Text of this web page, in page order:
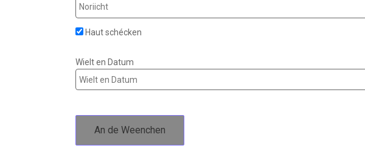
Haut schécken
Wielt en Datum
An de Weenchen